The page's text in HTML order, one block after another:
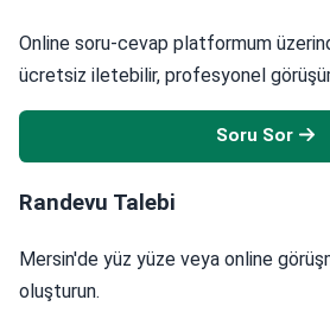
Online soru-cevap platformum
ücretsiz iletebilir, profesyonel
Soru Sor
Randevu Talebi
Mersin'de yüz yüze veya online
oluşturun.